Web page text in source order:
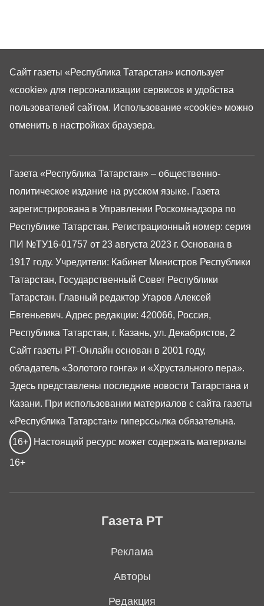
Газета РТ
Реклама
Авторы
Редакция
Газета «Республика Татарстан» – общественно-
политическое издание на русском языке. Газета
зарегистрирована в Управлении Роскомнадзора по
Республике Татарстан. Регистрационный номер: серия
ПИ №ТУ16-01757 от 23 августа 2023 г. Основана в
1917 году. Учредители: Кабинет Министров Республики
Татарстан, Государственный Совет Республики
Татарстан. Главный редактор Угаров Алексей
Евгеньевич. Адрес редакции: 420066, Россия,
Республика Татарстан, г. Казань, ул. Декабристов, 2
Сайт газеты РТ-Онлайн основан в 2001 году,
обладатель «Золотого гонга» и «Хрустального пера».
Здесь представлены последние новости Татарстана и
Казани. При использовании материалов с сайта газеты
«Республика Татарстан» гиперссылка обязательна.
16+ Настоящий ресурс может содержать материалы
16+
Сайт газеты «Республика Татарстан» использует
«cookie» для персонализации сервисов и удобства
пользователей сайтом. Использование «cookie» можно
отменить в настройках браузера.